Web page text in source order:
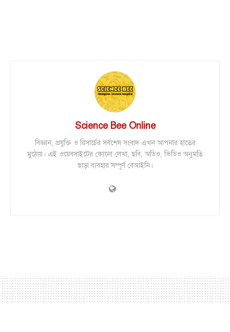
Science Bee Online
বিজ্ঞান, প্রযুক্তি ও রিসার্চের সর্বশেষ সংবাদ এখন আপনার হাতের
মুঠোয়। এই ওয়েবসাইটের কোনো লেখা, ছবি, অডিও, ভিডিও অনুমতি
ছাড়া ব্যবহার সম্পূর্ণ বেআইনি।